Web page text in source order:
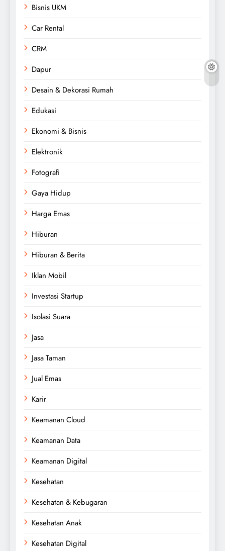
Bisnis UKM
Car Rental
CRM
Dapur
Desain & Dekorasi Rumah
Edukasi
Ekonomi & Bisnis
Elektronik
Fotografi
Gaya Hidup
Harga Emas
Hiburan
Hiburan & Berita
Iklan Mobil
Investasi Startup
Isolasi Suara
Jasa
Jasa Taman
Jual Emas
Karir
Keamanan Cloud
Keamanan Data
Keamanan Digital
Kesehatan
Kesehatan & Kebugaran
Kesehatan Anak
Kesehatan Digital